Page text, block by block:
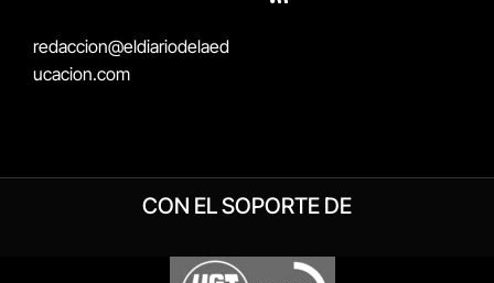
redaccion@eldiariodelaed
ucacion.com
RSS
CON EL SOPORTE DE